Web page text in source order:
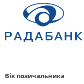
Вік позичальника